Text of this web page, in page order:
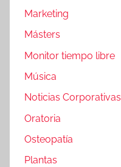
Marketing
Másters
Monitor tiempo libre
Música
Noticias Corporativas
Oratoria
Osteopatía
Plantas